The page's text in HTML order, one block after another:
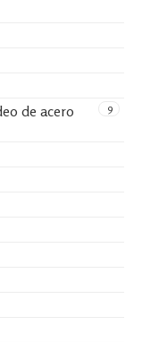
9
de acero